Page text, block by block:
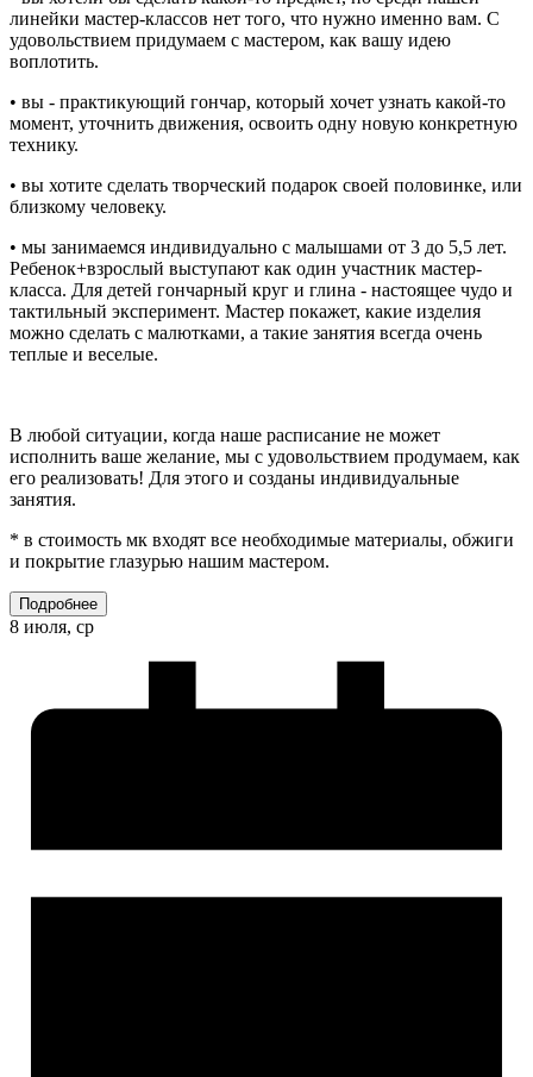
линейки мастер-классов нет того, что нужно именно вам. С
удовольствием придумаем с мастером, как вашу идею
воплотить.
• вы - практикующий гончар, который хочет узнать какой-то
момент, уточнить движения, освоить одну новую конкретную
технику.
• вы хотите сделать творческий подарок своей половинке, или
близкому человеку.
• мы занимаемся индивидуально с малышами от 3 до 5,5 лет.
Ребенок+взрослый выступают как один участник мастер-
класса. Для детей гончарный круг и глина - настоящее чудо и
тактильный эксперимент. Мастер покажет, какие изделия
можно сделать с малютками, а такие занятия всегда очень
теплые и веселые.
В любой ситуации, когда наше расписание не может
исполнить ваше желание, мы с удовольствием продумаем, как
его реализовать! Для этого и созданы индивидуальные
занятия.
* в стоимость мк входят все необходимые материалы, обжиги
и покрытие глазурью нашим мастером.
Подробнее
8 июля, ср